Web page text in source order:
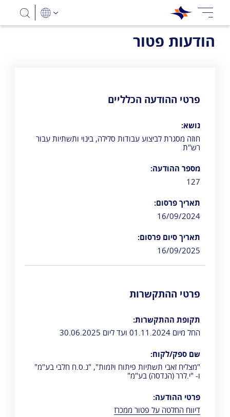
הודעות פטור
פרטי ההודעה הכלליים
נושא:
חוזה מסגרת לביצוע עבודות סלילה, בינוי ותשתיות עבור
רש"ת
מספר ההודעה:
127
תאריך פרסום:
16/09/2024
תאריך סיום פרסום:
16/09/2025
פרטי ההתקשרות
תקופת ההתקשרות:
החל מיום 01.11.2024 ועד ליום 30.06.2025
שם ספק/לקוח:
"מצליח זאבי תשתיות פיתוח ויזמות", "נ.ס.ח חלבי בע"מ"
ו- "י.לרר (הנדסה) בע"מ"
פרטי ההודעה:
דיווח החלטה על פטור ממכרז